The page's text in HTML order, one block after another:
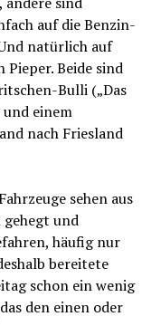
auf die Benzin-
natürlich auf
Pieper. Beide sind
Bulli („Das
einem
nach Friesland
sehen aus
gehegt und
häufig nur
bereitete
schon ein wenig
den einen oder